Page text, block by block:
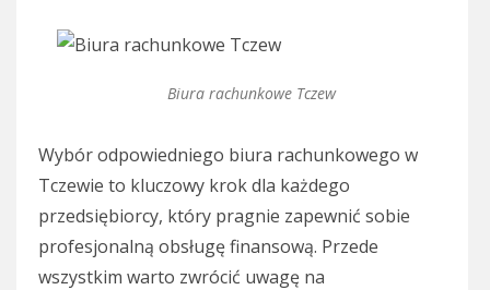
Biura rachunkowe Tczew
Wybór odpowiedniego biura rachunkowego w
Tczewie to kluczowy krok dla każdego
przedsiębiorcy, który pragnie zapewnić sobie
profesjonalną obsługę finansową. Przede
wszystkim warto zwrócić uwagę na